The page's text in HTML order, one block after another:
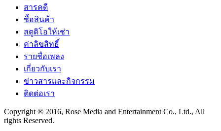
สารคดี
ซื้อสินค้า
สตูดิโอให้เช่า
ค่าลิขสิทธิ์
รายชื่อเพลง
เกี่ยวกับเรา
ข่าวสารและกิจกรรม
ติดต่อเรา
Copyright ® 2016, Rose Media and Entertainment Co., Ltd., All
rights Reserved.